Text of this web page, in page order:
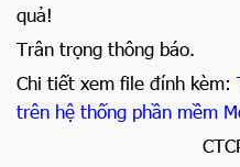
quả!
Trân trọng thông báo.
Chi tiết xem file đính kèm:
trên hệ thống phần mềm